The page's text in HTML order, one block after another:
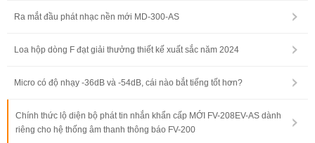
Ra mắt đầu phát nhạc nền mới MD-300-AS
Loa hộp dòng F đạt giải thưởng thiết kế xuất sắc năm 2024
Micro có độ nhạy -36dB và -54dB, cái nào bắt tiếng tốt hơn?
Chính thức lộ diện bộ phát tin nhắn khẩn cấp MỚI FV-208EV-AS dành
riêng cho hệ thống âm thanh thông báo FV-200